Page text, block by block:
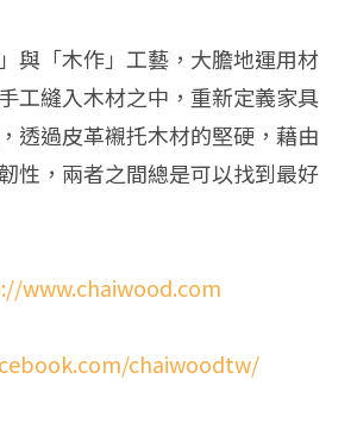
與「木作」工藝，大膽地運用材
工縫入木材之中，重新定義家具
透過皮革襯托木材的堅硬，藉由
性，兩者之間總是可以找到最好
www.chaiwood.com
chaiwoodtw/